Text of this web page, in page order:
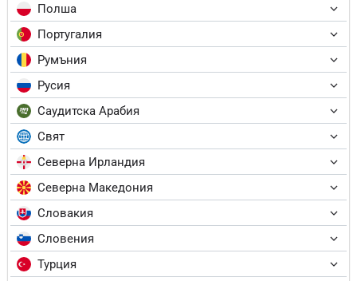
Полша
Португалия
Румъния
Русия
Саудитска Арабия
Свят
Северна Ирландия
Северна Македония
Словакия
Словения
Турция